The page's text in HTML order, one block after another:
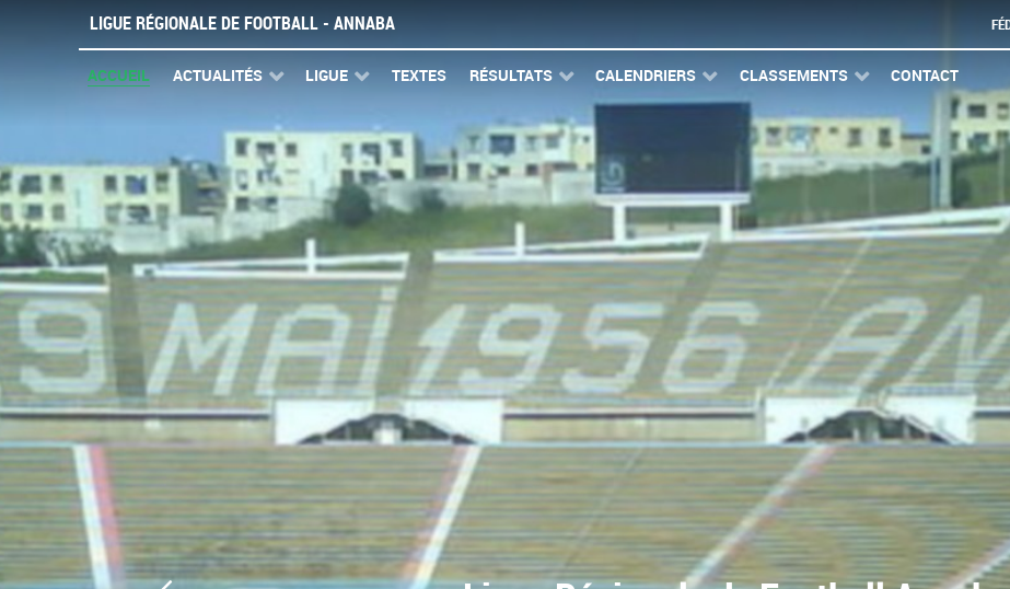
LIGUE RÉGIONALE DE FOOTBALL - ANNABA
ACCUEIL ACTUALITÉS LIGUE TEXTES RÉSULTATS CALENDRIERS CLASSEMENTS CONTACT